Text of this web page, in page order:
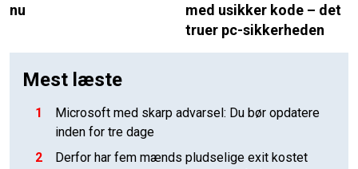
nu
med usikker kode – det
truer pc-sikkerheden
Mest læste
1
Microsoft med skarp advarsel: Du bør opdatere
inden for tre dage
2
Derfor har fem mænds pludselige exit kostet